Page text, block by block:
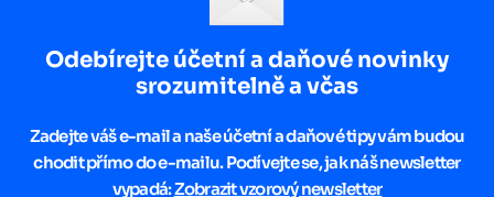
Odebírejte účetní a daňové novinky
srozumitelně a včas
Zadejte váš e-mail a naše účetní a daňové tipy vám budou
chodit přímo do e-mailu. Podívejte se, jak náš newsletter
vypadá:Zobrazit vzorový newsletter